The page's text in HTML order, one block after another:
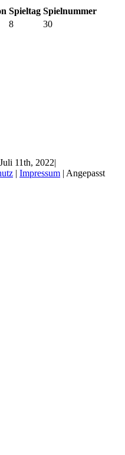
Spieltag Spielnummer
8 30
Juli 11th, 2022|
| Impressum | Angepasst